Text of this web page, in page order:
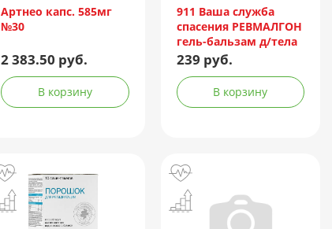
Артнео капс. 585мг
№30
2 383.50 руб.
В корзину
911 Ваша служба
спасения РЕВМАЛГОН
гель-бальзам д/тела
100мл
239 руб.
В корзину